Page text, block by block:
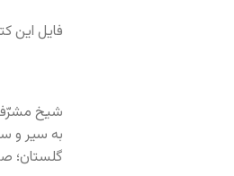
فایل این کتاب شامل 341 صفحه است. حجم
به سیر و
گلستان؛